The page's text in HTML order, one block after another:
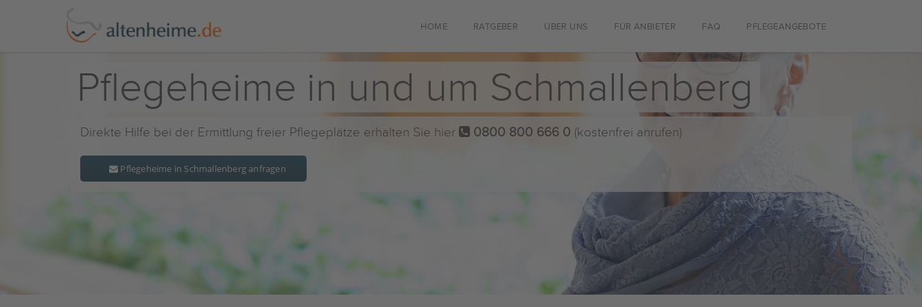
HOME RATGEBER ÜBER UNS FÜR ANBIETER FAQ PFLEGEANGEBOTE
Pflegeheime in und um Schmallenberg
Direkte Hilfe bei der Ermittlung freier Pflegeplätze erhalten Sie hier 0800 800 666 0 (kostenfrei anrufen)
Pflegeheime in Schmallenberg anfragen